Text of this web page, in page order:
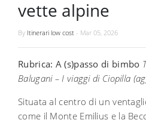
vette alpine
By Itinerari low cost - Mar 05, 2026
Rubrica: A (s)passo di bimbo
Balugani – I viaggi di Ciopilla
Situata al centro di un
come il Monte Emilius e la